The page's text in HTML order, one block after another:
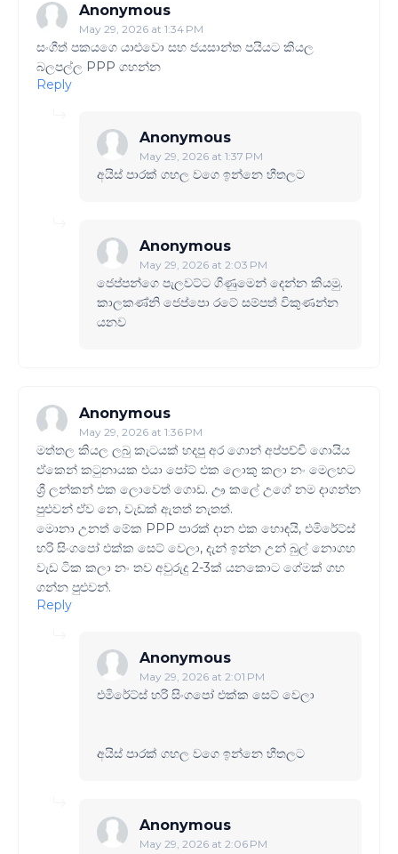
Anonymous
May 29, 2026 at 1:34 PM
සංගීත් පකයගෙ යාළුවො සහ ජයසාන්ත පයියට කියල
බලපල්ල PPP ගහන්න
Reply
Anonymous
May 29, 2026 at 1:37 PM
අයිස් පාරක් ගහල වගෙ ඉන්නෙ හීතලට
Anonymous
May 29, 2026 at 2:03 PM
ජෙප්පන්ගෙ පැලවට්ට ගිණුමෙන් දෙන්න කියමු.
කාලකණ්නි ජෙප්පො රටේ සම්පත් විකුණන්න
යනව
Anonymous
May 29, 2026 at 1:36 PM
මත්තල කියල ලබු කැටයක් හදපු අර ගොන් අප්පච්චි ගොයිය
ඒකෙන් කටුනායක එයා පෝට් එක ලොකු කලා නං මෙලහට
ශ්‍රී ලන්කන් එක ලොවෙත් ගොඩ. ඌ කලේ උගේ නම දාගන්න
පුළුවන් ඒව නෙ, වැඩක් ඇතත් නැතත්.
මොනා උනත් මේක PPP පාරක් දාන එක හොඳයි, එමිරේට්ස්
හරි සිංගපෝ එක්ක සෙට් වෙලා, දැන් ඉන්න උන් බුල් නොගහ
වැඩ ටික කලා නං තව අවුරුදු 2-3ක් යනකොට ගේමක් ගහ
ගන්න පුළුවන්.
Reply
Anonymous
May 29, 2026 at 2:01 PM
එමිරේට්ස් හරි සිංගපෝ එක්ක සෙට් වෙලා
අයිස් පාරක් ගහල වගෙ ඉන්නෙ හීතලට
Anonymous
May 29, 2026 at 2:06 PM